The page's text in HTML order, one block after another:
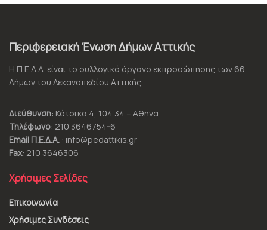
Περιφερειακή Ένωση Δήμων Αττικής
Η Π.Ε.Δ.Α. είναι το συλλογικό όργανο εκπροσώπησης των 66
Δήμων του Λεκανοπεδίου Αττικής.
Διεύθυνση: Κότσικα 4, 104 34 – Αθήνα
Τηλέφωνο: 210 3646754-6
Email Π.Ε.Δ.Α. : info@pedattikis.gr
Fax: 210 3646306
Χρήσιμες Σελίδες
Επικοινωνία
Χρήσιμες Συνδέσεις